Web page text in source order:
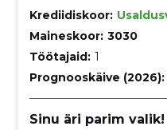
Krediidiskoor:
Maineskoor: 3030
Töötajaid: 1
Prognooskäive (2026):
Sinu äri parim valik!